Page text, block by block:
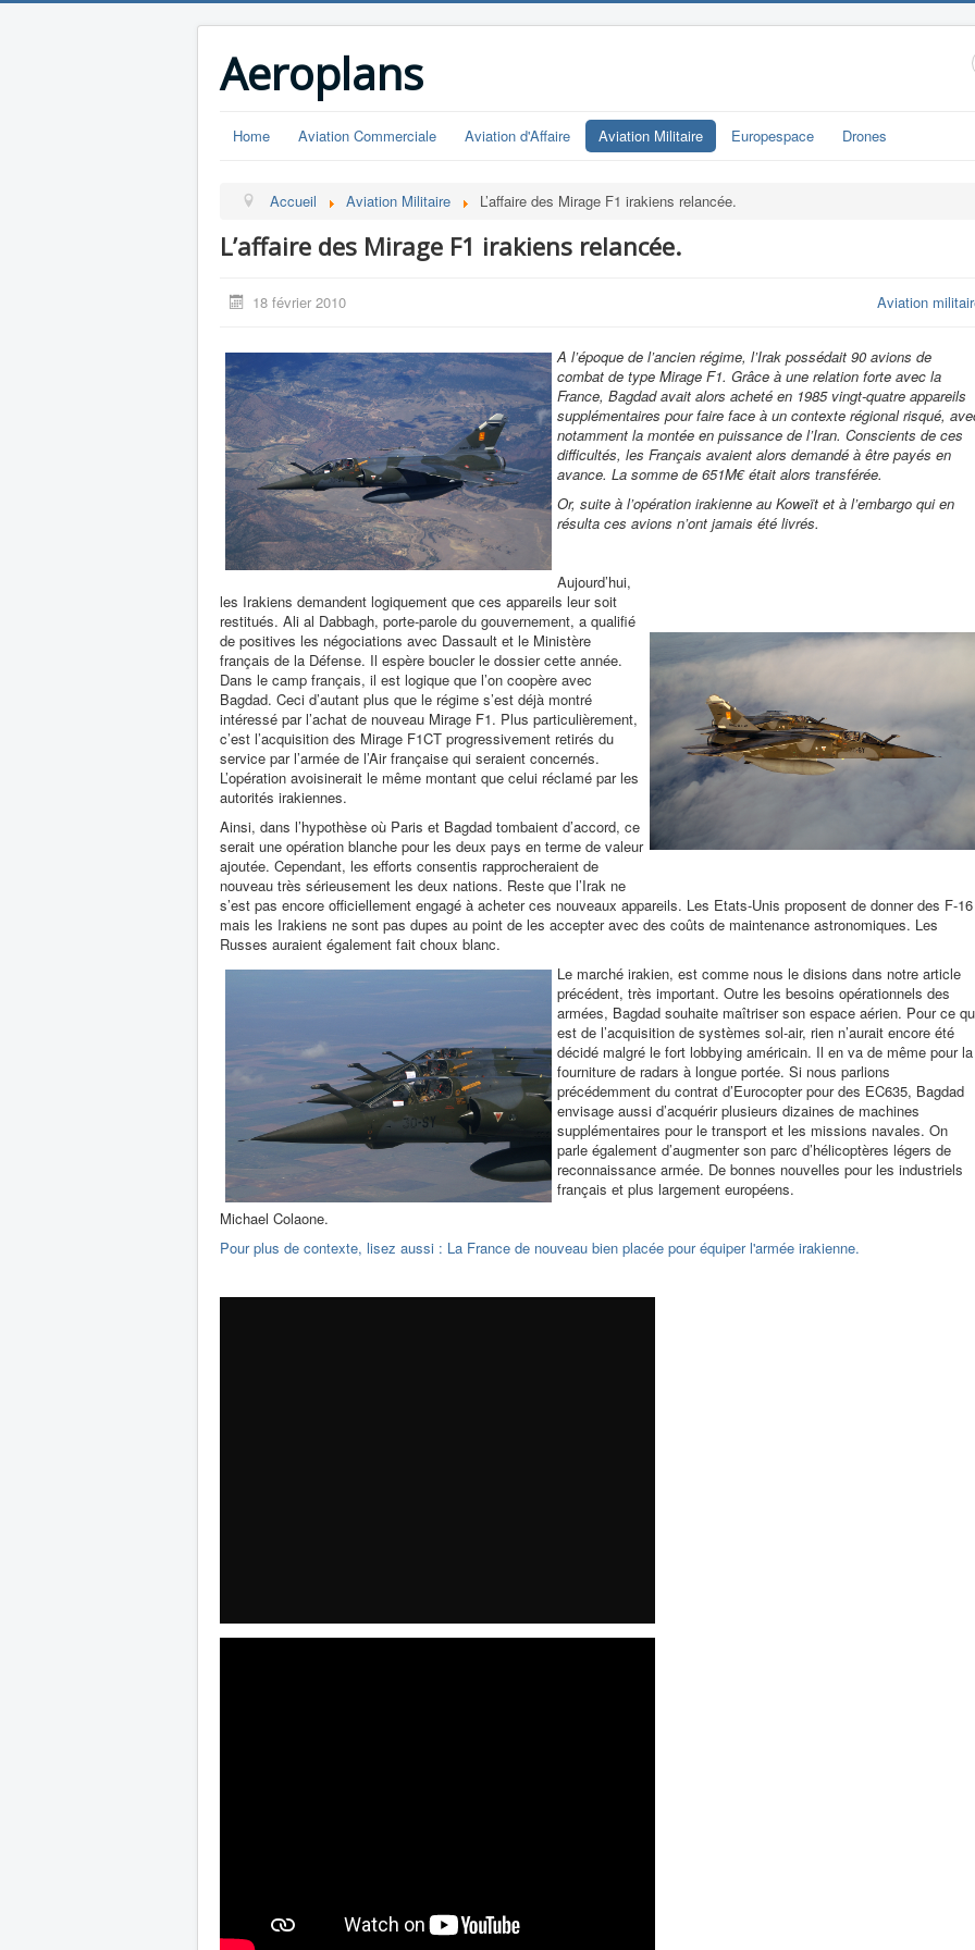
Aeroplans
Home Aviation Commerciale Aviation d'Affaire Aviation Militaire Europespace Drones
Accueil Aviation Militaire L’affaire des Mirage F1 irakiens relancée.
L’affaire des Mirage F1 irakiens relancée.
18 février 2010 Aviation
A l’époque de l’ancien régime, l’Irak possédait 90 avions de
combat de type Mirage F1. Grâce à une relation forte avec la
France, Bagdad avait alors acheté en 1985 vingt-quatre appareils
supplémentaires pour faire face à un contexte régional risqué,
notamment la montée en puissance de l’Iran. Conscients de ces
difficultés, les Français avaient alors demandé à être payés en
avance. La somme de 651M€ était alors transférée.
Or, suite à l’opération irakienne au Koweït et à l’embargo qui en
résulta ces avions n’ont jamais été livrés.
Aujourd’hui,
les Irakiens demandent logiquement que ces appareils leur soit
restitués. Ali al Dabbagh, porte-parole du gouvernement, a qualifié
de positives les négociations avec Dassault et le Ministère
français de la Défense. Il espère boucler le dossier cette année.
Dans le camp français, il est logique que l’on coopère avec
Bagdad. Ceci d’autant plus que le régime s’est déjà montré
intéressé par l’achat de nouveau Mirage F1. Plus particulièrement,
c’est l’acquisition des Mirage F1CT progressivement retirés du
service par l’armée de l’Air française qui seraient concernés.
L’opération avoisinerait le même montant que celui réclamé par les
autorités irakiennes.
Ainsi, dans l’hypothèse où Paris et Bagdad tombaient d’accord, ce
serait une opération blanche pour les deux pays en terme de valeur
ajoutée. Cependant, les efforts consentis rapprocheraient de
nouveau très sérieusement les deux nations. Reste que l’Irak ne
s’est pas encore officiellement engagé à acheter ces nouveaux appareils. Les Etats-Unis proposent de donner des F-16
mais les Irakiens ne sont pas dupes au point de les accepter avec des coûts de maintenance astronomiques. Les
Russes auraient également fait choux blanc.
Le marché irakien, est comme nous le disions dans notre article
précédent, très important. Outre les besoins opérationnels des
armées, Bagdad souhaite maîtriser son espace aérien. Pour ce
est de l’acquisition de systèmes sol-air, rien n’aurait encore été
décidé malgré le fort lobbying américain. Il en va de même pour la
fourniture de radars à longue portée. Si nous parlions
précédemment du contrat d’Eurocopter pour des EC635, Bagdad
envisage aussi d’acquérir plusieurs dizaines de machines
supplémentaires pour le transport et les missions navales. On
parle également d’augmenter son parc d’hélicoptères légers de
reconnaissance armée. De bonnes nouvelles pour les industriels
français et plus largement européens.
Michael Colaone.
Pour plus de contexte, lisez aussi : La France de nouveau bien placée pour équiper l'armée irakienne.